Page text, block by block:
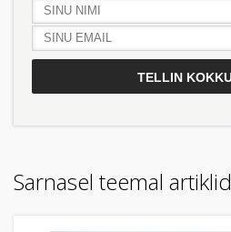
Sarnasel teemal artiklid